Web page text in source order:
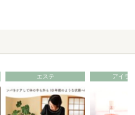
エステ アイラ